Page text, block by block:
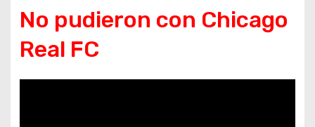
No pudieron con Chicago
Real FC